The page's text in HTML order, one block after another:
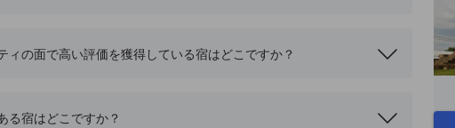
ィの面で高い評価を獲得している宿はどこですか？
る宿はどこですか？